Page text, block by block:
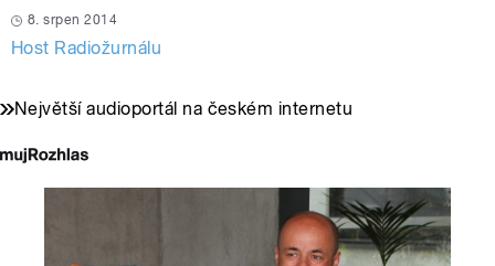
8. srpen 2014
Host Radiožurnálu
Největší audioportál na českém internetu